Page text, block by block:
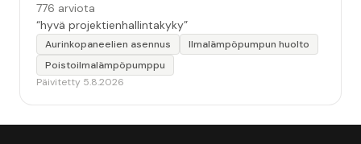
776 arviota
“hyvä projektienhallintakyky”
Aurinkopaneelien asennus
Ilmalämpöpumpun huolto
Poistoilmalämpöpumppu
Päivitetty 5.8.2026